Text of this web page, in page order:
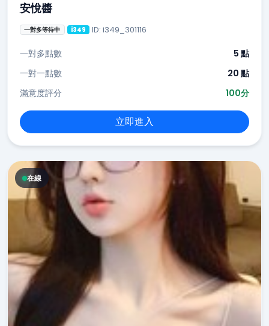
安悅醬
一對多等待中 i349 ID: i349_301116
一對多點數
5 點
一對一點數
20 點
滿意度評分
100分
立即進入
在線